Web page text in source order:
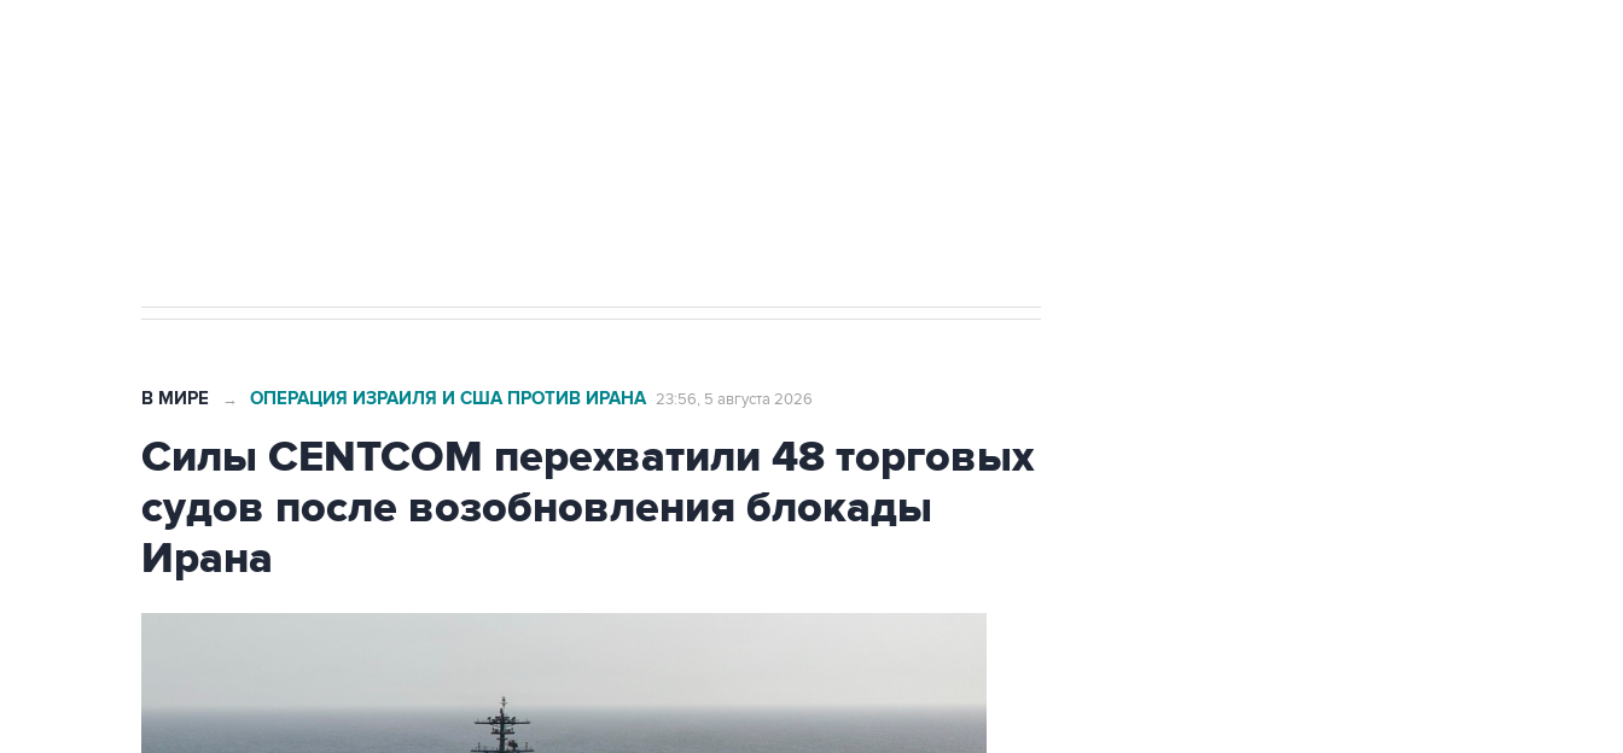
В МИРЕ → ОПЕРАЦИЯ ИЗРАИЛЯ И США ПРОТИВ ИРАНА 23:56, 5 августа 2026
Силы CENTCOM перехватили 48 торговых
судов после возобновления блокады
Ирана